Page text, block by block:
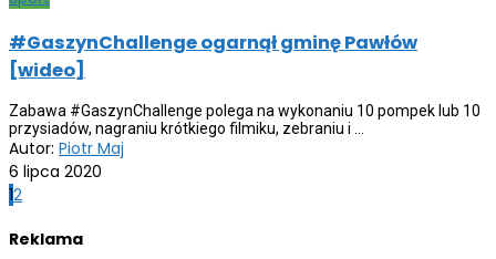
#GaszynChallenge ogarnął gminę Pawłów
[wideo]
Zabawa #GaszynChallenge polega na wykonaniu 10 pompek lub 10
przysiadów, nagraniu krótkiego filmiku, zebraniu i ...
Autor: Piotr Maj
6 lipca 2020
Posts
12
Reklama